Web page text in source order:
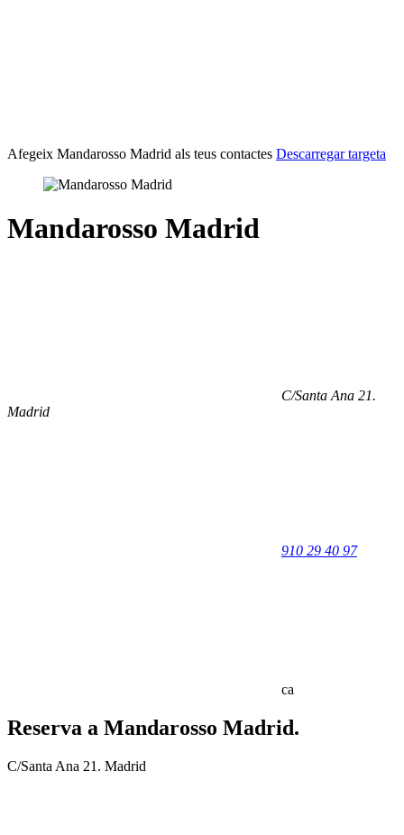
Afegeix Mandarosso Madrid als teus contactes Descarregar targeta
Mandarosso Madrid
C/Santa Ana 21.
Madrid
910 29 40 97
ca
Reserva a Mandarosso Madrid.
C/Santa Ana 21. Madrid